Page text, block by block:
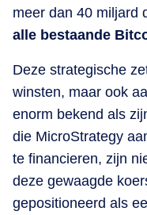
meer dan 40 miljard
alle bestaande
Deze strategische
winsten, maar ook
enorm bekend als
die MicroStrategy
te financieren, zijn
deze gewaagde
gepositioneerd als